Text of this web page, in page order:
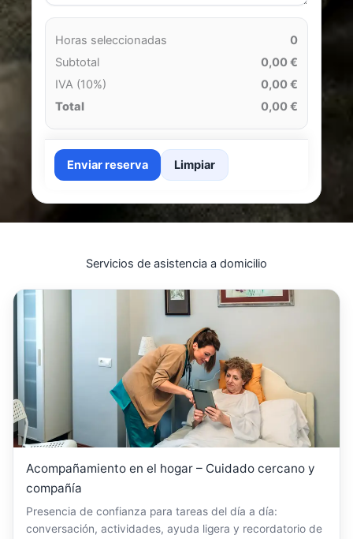
Horas seleccionadas
0
Subtotal
0,00 €
IVA (10%)
0,00 €
Total
0,00 €
Enviar reserva Limpiar
Servicios de asistencia a domicilio
Acompañamiento en el hogar – Cuidado cercano y
compañía
Presencia de confianza para tareas del día a día:
conversación, actividades, ayuda ligera y recordatorio de